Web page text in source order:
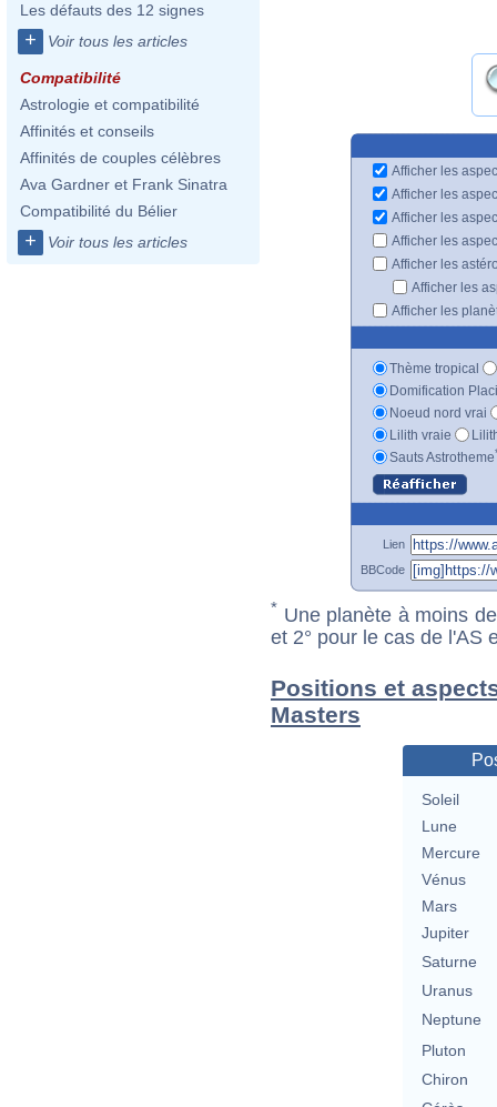
Les défauts des 12 signes
+ Voir tous les articles
Compatibilité
Astrologie et compatibilité
Affinités et conseils
Affinités de couples célèbres
Ava Gardner et Frank Sinatra
Compatibilité du Bélier
+ Voir tous les articles
Afficher les
Afficher les
Afficher les
Afficher les
Afficher les
Afficher les
Afficher les
Thème tropical
Domification
Noeud nord vrai
Lilith vraie
Sauts Astrotheme
Lien
BBCode
* Une planète à moins
et 2° pour le cas de l'AS
Positions et
Masters
Soleil
Lune
Mercure
Vénus
Mars
Jupiter
Saturne
Uranus
Neptune
Pluton
Chiron